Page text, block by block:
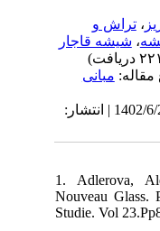
و
قاجار
11/4 | پذیرش: 1402/6/22 | انتشار:
1.
Studie.